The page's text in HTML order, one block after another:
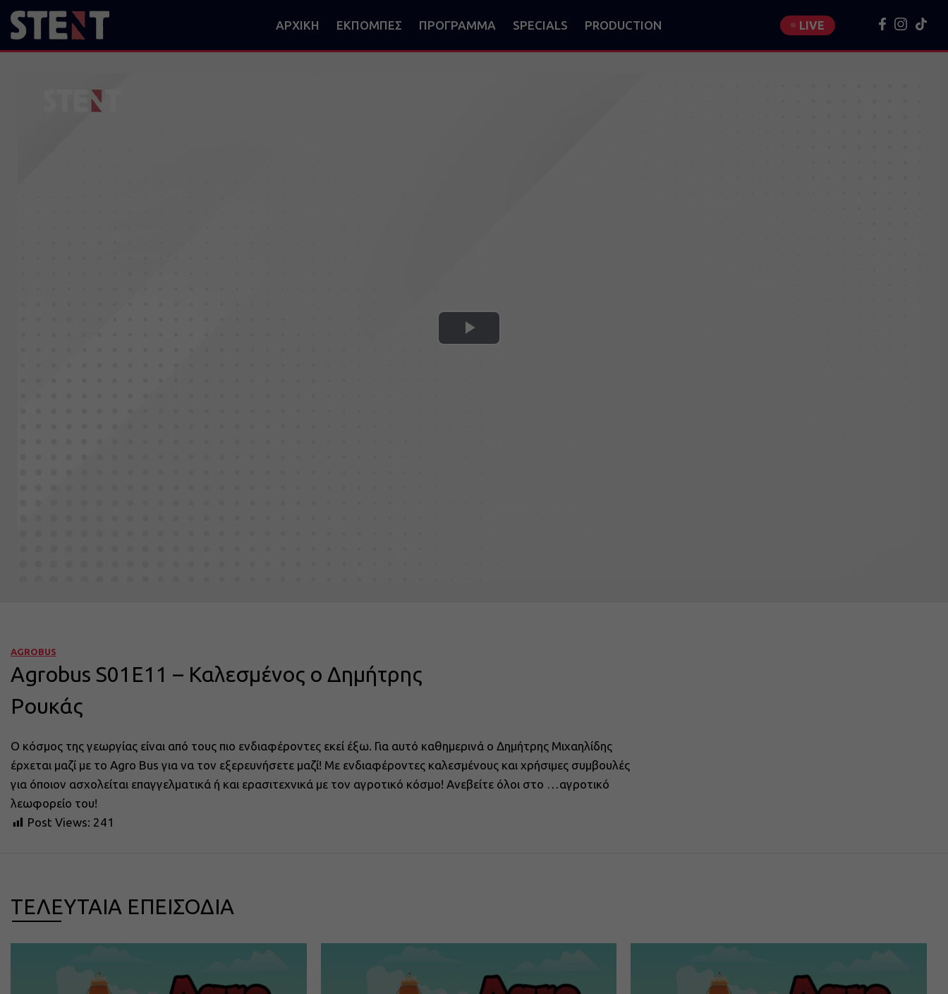
ΑΡΧΙΚΗ ΕΚΠΟΜΠΕΣ ΠΡΟΓΡΑΜΜΑ SPECIALS PRODUCTION LIVE
Play
AGROBUS
Agrobus S01E11 – Καλεσμένος ο Δημήτρης
Ρουκάς
Ο κόσμος της γεωργίας είναι από τους πιο ενδιαφέροντες εκεί έξω. Για αυτό καθημερινά ο Δημήτρης Μιχαηλίδης
έρχεται μαζί με το Agro Bus για να τον εξερευνήσετε μαζί! Με ενδιαφέροντες καλεσμένους και χρήσιμες συμβουλές
για όποιον ασχολείται επαγγελματικά ή και ερασιτεχνικά με τον αγροτικό κόσμο! Ανεβείτε όλοι στο …αγροτικό
λεωφορείο του!
Post Views: 241
ΤΕΛΕΥΤΑΙΑ ΕΠΕΙΣΟΔΙΑ